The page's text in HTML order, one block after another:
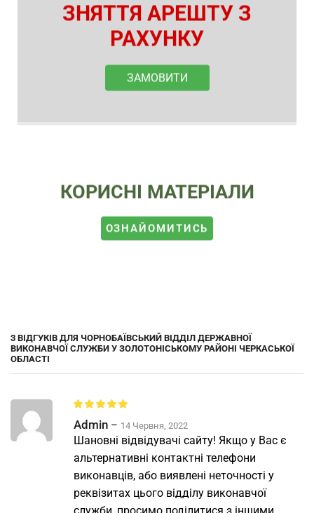
ЗНЯТТЯ АРЕШТУ З
РАХУНКУ
ЗАМОВИТИ
КОРИСНІ МАТЕРІАЛИ
ОЗНАЙОМИТИСЬ
3 ВІДГУКІВ ДЛЯ ЧОРНОБАЇВСЬКИЙ ВІДДІЛ ДЕРЖАВНОЇ
ВИКОНАВЧОЇ СЛУЖБИ У ЗОЛОТОНІСЬКОМУ РАЙОНІ ЧЕРКАСЬКОЇ
ОБЛАСТІ
Admin – 14 Червня, 2022
Шановні відвідувачі сайту! Якщо у Вас є
альтернативні контактні телефони
виконавців, або виявлені неточності у
реквізитах цього відділу виконавчої